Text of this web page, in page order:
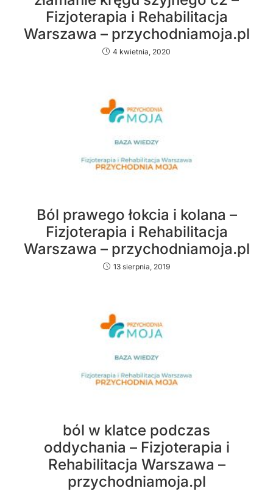
Fizjoterapia i Rehabilitacja
Warszawa – przychodniamoja.pl
4 kwietnia, 2020
Ból prawego łokcia i kolana –
Fizjoterapia i Rehabilitacja
Warszawa – przychodniamoja.pl
13 sierpnia, 2019
ból w klatce podczas
oddychania – Fizjoterapia i
Rehabilitacja Warszawa –
przychodniamoja.pl